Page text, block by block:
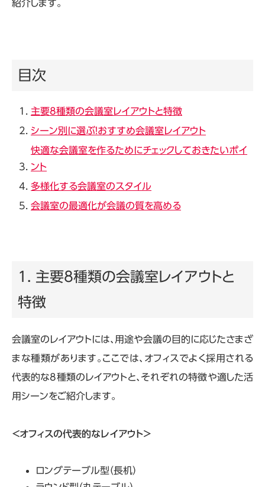
紹介します。
目次
主要8種類の会議室レイアウトと特徴
シーン別に選ぶ！おすすめ会議室レイアウト
快適な会議室を作るためにチェックしておきたいポイ
ント
多様化する会議室のスタイル
会議室の最適化が会議の質を高める
1. 主要8種類の会議室レイアウトと
特徴
会議室のレイアウトには、用途や会議の目的に応じたさまざ
まな種類があります。ここでは、オフィスでよく採用される
代表的な8種類のレイアウトと、それぞれの特徴や適した活
用シーンをご紹介します。
＜オフィスの代表的なレイアウト＞
ロングテーブル型（長机）